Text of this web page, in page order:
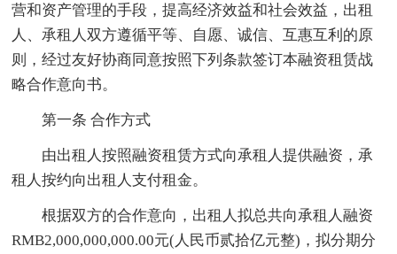
营和资产管理的手段，提高经济效益和社会效益，出租
人、承租人双方遵循平等、自愿、诚信、互惠互利的原
则，经过友好协商同意按照下列条款签订本融资租赁战
略合作意向书。
第一条 合作方式
由出租人按照融资租赁方式向承租人提供融资，承
租人按约向出租人支付租金。
根据双方的合作意向，出租人拟总共向承租人融资
RMB2,000,000,000.00元(人民币贰拾亿元整)，拟分期分